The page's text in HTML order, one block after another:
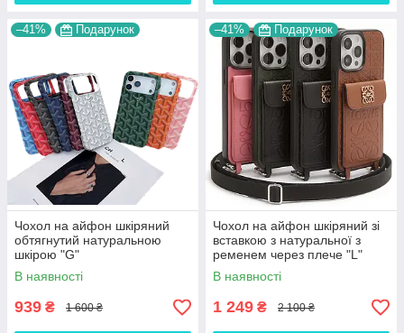
–41% Подарунок
Чохол на айфон шкіряний
обтягнутий натуральною
шкірою "G"
В наявності
939 ₴ 1 600 ₴
–41% Подарунок
Чохол на айфон шкіряний зі
вставкою з натуральної з
ременем через плече "L"
В наявності
1 249 ₴ 2 100 ₴